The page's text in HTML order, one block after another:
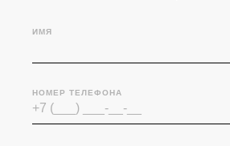
ИМЯ
НОМЕР ТЕЛЕФОНА